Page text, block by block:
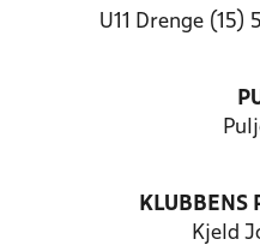
U11 Drenge
KLUBBENS
Kjeld